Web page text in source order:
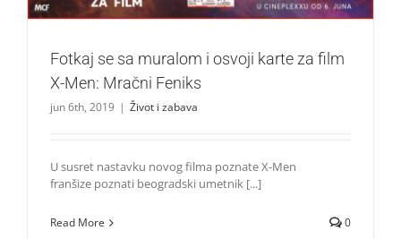
Fotkaj se sa muralom i osvoji karte za film
X-Men: Mračni Feniks
jun 6th, 2019 | Život i zabava
U susret nastavku novog filma poznate X-Men
franšize poznati beogradski umetnik [...]
Read More 0